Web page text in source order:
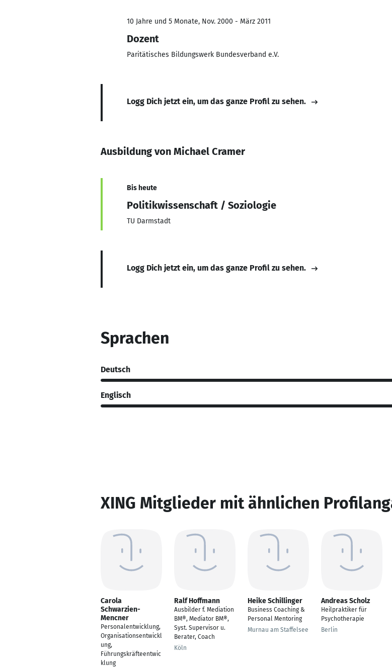
10 Jahre und 5 Monate, Nov. 2000 - März 2011
Dozent
Paritätisches Bildungswerk Bundesverband e.V.
Logg Dich jetzt ein, um das ganze Profil zu sehen.
Ausbildung von Michael Cramer
Bis heute
Politikwissenschaft / Soziologie
TU Darmstadt
Logg Dich jetzt ein, um das ganze Profil zu sehen.
Sprachen
Deutsch
Englisch
XING Mitglieder mit ähnlichen
Carola
Schwarzien-
Mencner
Personalentwicklung,
Organisationsentwickl
ung,
Führungskräfteentwic
klung
Ralf Hoffmann
Ausbilder f. Mediation
BM®, Mediator BM®,
Syst. Supervisor u.
Berater, Coach
Köln
Heike Schillinger
Business Coaching &
Personal Mentoring
Murnau am Staffelsee
Andreas Scholz
Heilpraktiker für
Psychotherapie
Berlin